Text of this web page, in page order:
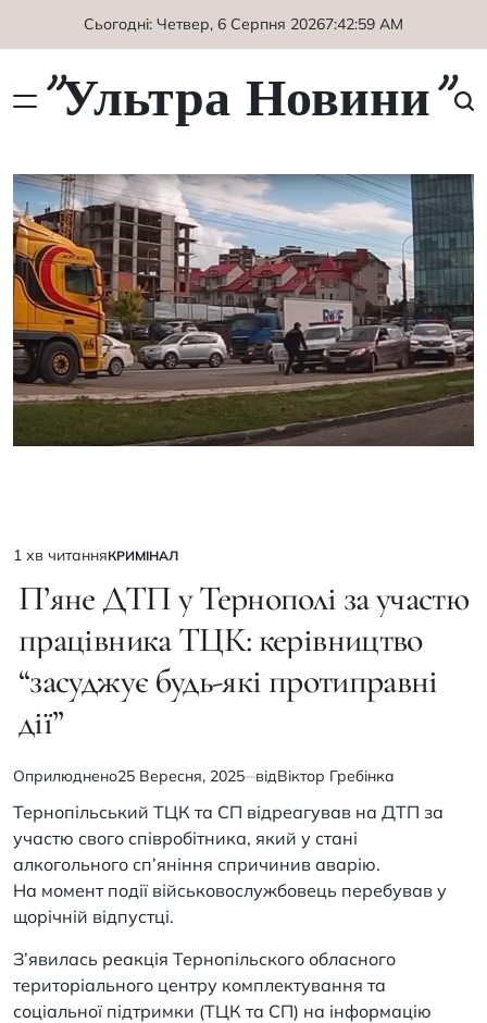
Сьогодні: Четвер, 6 Серпня 20267:43:00 AM
"Ультра Новини"
Орієнтовний
час
читання
1 хв читанняОПУБЛІКУВАТИ
У
КРИМІНАЛ
П’яне ДТП у Тернополі за участю
працівника ТЦК: керівництво
“засуджує будь-які протиправні
дії”
Оприлюднено25 Вересня, 2025 відВіктор Гребінка
Тернопільський ТЦК та СП відреагував на ДТП за
участю свого співробітника, який у стані
алкогольного сп’яніння спричинив аварію.
На момент події військовослужбовець перебував у
щорічній відпустці.
З’явилась реакція Тернопільского обласного
територіального центру комплектування та
соціальної підтримки (ТЦК та СП) на інформацію